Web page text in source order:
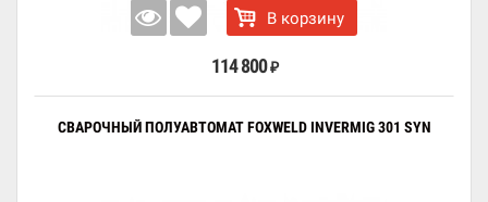
В корзину
114 800 ₽
СВАРОЧНЫЙ ПОЛУАВТОМАТ FOXWELD INVERMIG 301 SYN